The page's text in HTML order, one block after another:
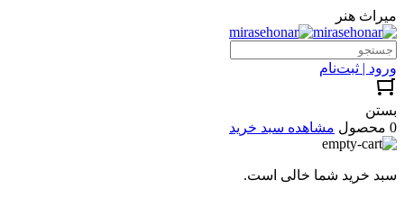
میراث هنر
ورود | ثبت‌نام
بستن
0 محصول
مشاهده سبد خرید
سبد خرید شما خالی است.